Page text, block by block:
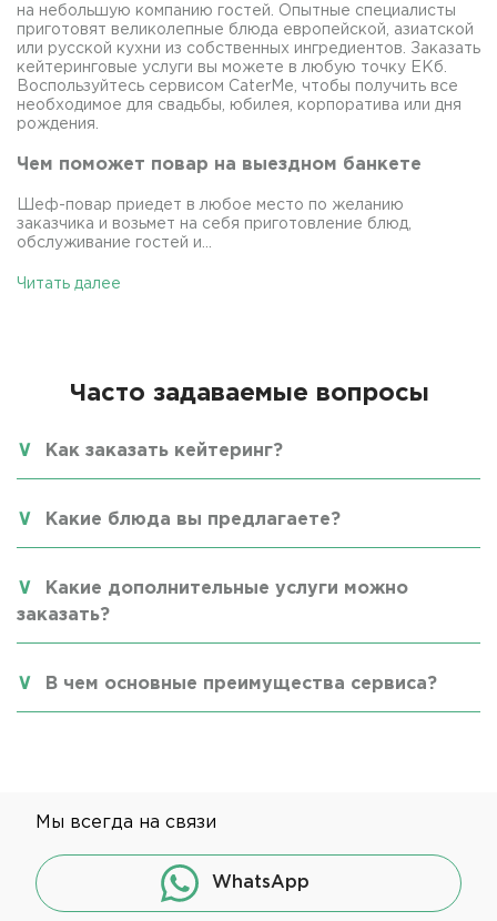
на небольшую компанию гостей. Опытные специалисты
приготовят великолепные блюда европейской, азиатской
или русской кухни из собственных ингредиентов. Заказать
кейтеринговые услуги вы можете в любую точку ЕКб.
Воспользуйтесь сервисом CaterMe, чтобы получить все
необходимое для свадьбы, юбилея, корпоратива или дня
рождения.
Чем поможет повар на выездном банкете
Шеф-повар приедет в любое место по желанию
заказчика и возьмет на себя приготовление блюд,
обслуживание гостей и...
Читать далее
Часто задаваемые вопросы
Как заказать кейтеринг?
Какие блюда вы предлагаете?
Какие дополнительные услуги можно
заказать?
В чем основные преимущества сервиса?
Мы всегда на связи
WhatsApp